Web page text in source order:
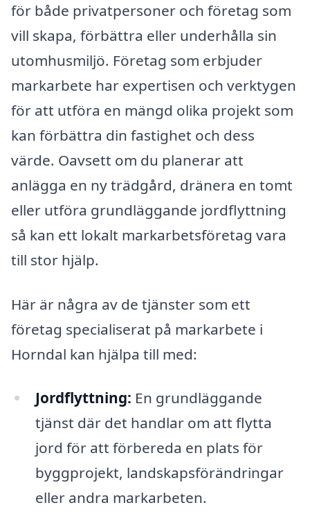
för både privatpersoner och företag som
vill skapa, förbättra eller underhålla sin
utomhusmiljö. Företag som erbjuder
markarbete har expertisen och verktygen
för att utföra en mängd olika projekt som
kan förbättra din fastighet och dess
värde. Oavsett om du planerar att
anlägga en ny trädgård, dränera en tomt
eller utföra grundläggande jordflyttning
så kan ett lokalt markarbetsföretag vara
till stor hjälp.
Här är några av de tjänster som ett
företag specialiserat på markarbete i
Horndal kan hjälpa till med:
Jordflyttning: En grundläggande
tjänst där det handlar om att flytta
jord för att förbereda en plats för
byggprojekt, landskapsförändringar
eller andra markarbeten.